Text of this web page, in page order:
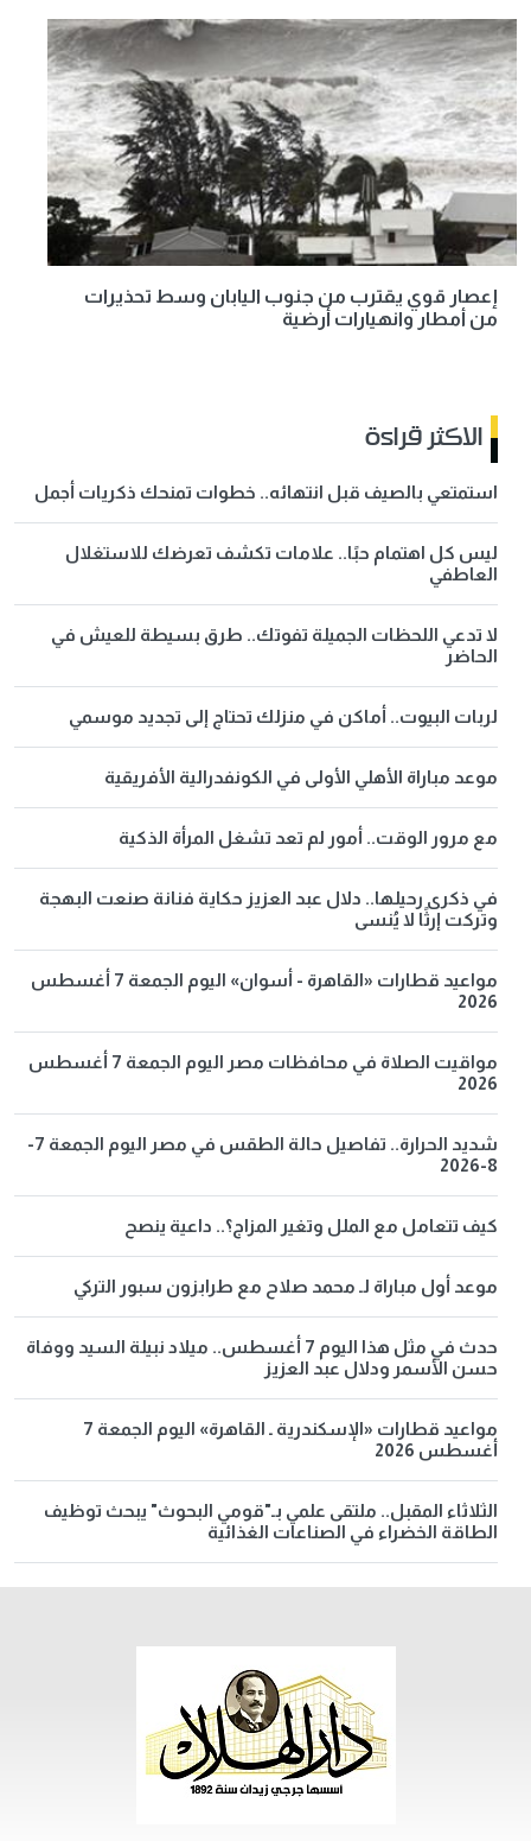
إعصار قوي يقترب من جنوب اليابان وسط تحذيرات
من أمطار وانهيارات أرضية
الاكثر قراءة
استمتعي بالصيف قبل انتهائه.. خطوات تمنحك ذكريات أجمل
ليس كل اهتمام حبًا.. علامات تكشف تعرضك للاستغلال
العاطفي
لا تدعي اللحظات الجميلة تفوتك.. طرق بسيطة للعيش في
الحاضر
لربات البيوت.. أماكن في منزلك تحتاج إلى تجديد موسمي
موعد مباراة الأهلي الأولى في الكونفدرالية الأفريقية
مع مرور الوقت.. أمور لم تعد تشغل المرأة الذكية
في ذكرى رحيلها.. دلال عبد العزيز حكاية فنانة صنعت البهجة
وتركت إرثًا لا يُنسى
مواعيد قطارات «القاهرة - أسوان» اليوم الجمعة 7 أغسطس
2026
مواقيت الصلاة في محافظات مصر اليوم الجمعة 7 أغسطس
2026
شديد الحرارة.. تفاصيل حالة الطقس في مصر اليوم الجمعة 7-
8-2026
كيف تتعامل مع الملل وتغير المزاج؟.. داعية ينصح
موعد أول مباراة لـ محمد صلاح مع طرابزون سبور التركي
حدث في مثل هذا اليوم 7 أغسطس.. ميلاد نبيلة السيد ووفاة
حسن الأسمر ودلال عبد العزيز
مواعيد قطارات «الإسكندرية ـ القاهرة» اليوم الجمعة 7
أغسطس 2026
الثلاثاء المقبل.. ملتقى علمي بـ"قومي البحوث" يبحث توظيف
الطاقة الخضراء في الصناعات الغذائية